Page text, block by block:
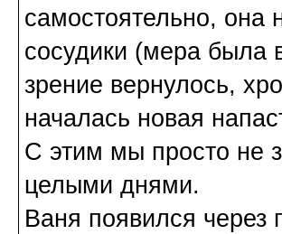
самостоятельно, она
сосудики (мера была
зрение вернулось,
началась новая
С этим мы просто не
целыми днями.
Ваня появился через